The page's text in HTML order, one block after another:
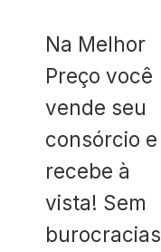
Na Melhor
Preço você
vende seu
consórcio e
recebe à
vista! Sem
burocracias